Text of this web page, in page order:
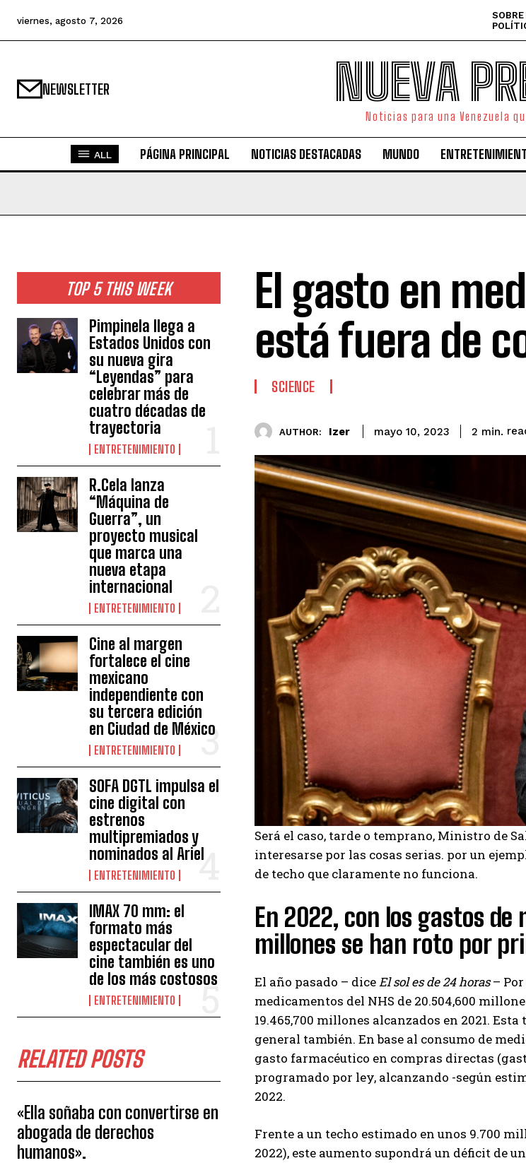
viernes, agosto 7, 2026
NEWSLETTER NUEVA
Noticias para una Venezuela
ALL PÁGINA PRINCIPAL NOTICIAS DESTACADAS MUNDO
TOP 5 THIS WEEK
Pimpinela llega a
Estados Unidos con
su nueva gira
“Leyendas” para
celebrar más de
cuatro décadas de
trayectoria
ENTRETENIMIENTO
R.Cela lanza
“Máquina de
Guerra”, un
proyecto musical
que marca una
nueva etapa
internacional
ENTRETENIMIENTO
Cine al margen
fortalece el cine
mexicano
independiente con
su tercera edición
en Ciudad de México
ENTRETENIMIENTO
SOFA DGTL impulsa el
cine digital con
estrenos
multipremiados y
nominados al Ariel
ENTRETENIMIENTO
IMAX 70 mm: el
formato más
espectacular del
cine también es uno
de los más costosos
ENTRETENIMIENTO
RELATED POSTS
«Ella soñaba con convertirse en
abogada de derechos
humanos».
El gasto en
está fuera de
SCIENCE
AUTHOR: Izer mayo 10, 2023 2 min.
Será el caso, tarde o temprano, Ministro de
interesarse por las cosas serias. por un
de techo que claramente no funciona.
En 2022, con los gastos de
millones se han roto por
El año pasado – diceEl sol es de 24 horas– Por
medicamentos del NHS de 20.504,600
19.465,700 millones alcanzados en 2021.
general también. En base al consumo de
gasto farmacéutico en compras directas
programado por ley, alcanzando -según
2022.
Frente a un techo estimado en unos 9.700
2022), este aumento supondrá un déficit de